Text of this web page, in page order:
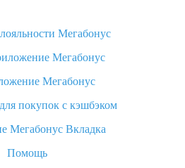
посылка с Алиэкспресс
когда вернут деньги?
как их получить и
что это за метод доставки и
отслеживать
оптом на Алиэкспресс
Мегабонус
Мегабонус
Мегабонус
покупок с кэшбэком
Мегабонус Вкладка
Помощь